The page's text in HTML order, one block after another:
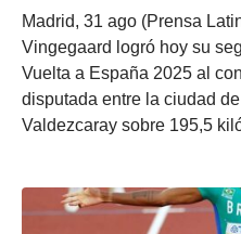
Madrid, 31 ago (Prensa
Vingegaard logró hoy su
Vuelta a España 2025 al
disputada entre la ciudad
Valdezcaray sobre 195,5